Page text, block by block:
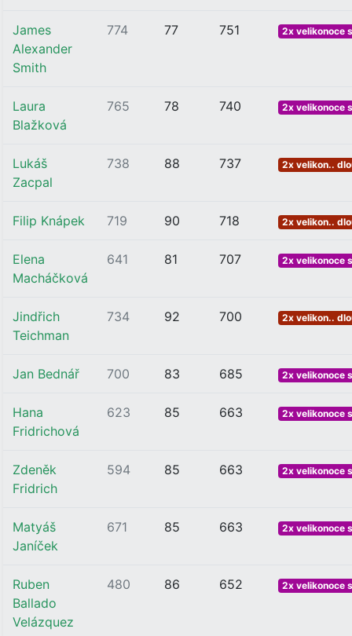
James
Alexander
Smith
774 77 751 2x velikonoce
Laura
Blažková
765 78 740 2x velikonoce
Lukáš
Zacpal
738 88 737 2x velikon..
Filip Knápek 719 90 718 2x velikon..
Elena
Macháčková
641 81 707 2x velikonoce
Jindřich
Teichman
734 92 700 2x velikon..
Jan Bednář 700 83 685 2x velikonoce
Hana
Fridrichová
623 85 663 2x velikonoce
Zdeněk
Fridrich
594 85 663 2x velikonoce
Matyáš
Janíček
671 85 663 2x velikonoce
Ruben
Ballado
Velázquez
480 86 652 2x velikonoce